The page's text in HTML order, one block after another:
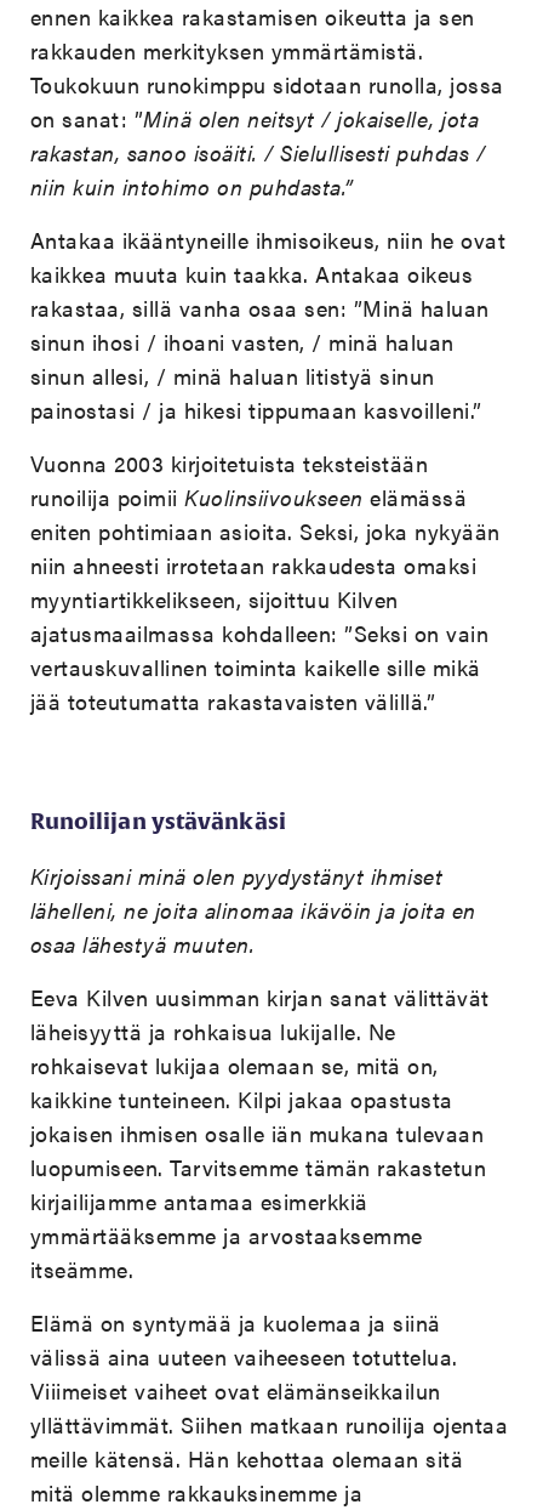
ennen kaikkea rakastamisen oikeutta ja sen
rakkauden merkityksen ymmärtämistä.
Toukokuun runokimppu sidotaan runolla, jossa
on sanat: ”Minä olen neitsyt / jokaiselle, jota
rakastan, sanoo isoäiti. / Sielullisesti puhdas /
niin kuin intohimo on puhdasta.”
Antakaa ikääntyneille ihmisoikeus, niin he ovat
kaikkea muuta kuin taakka. Antakaa oikeus
rakastaa, sillä vanha osaa sen: ”Minä haluan
sinun ihosi / ihoani vasten, / minä haluan
sinun allesi, / minä haluan litistyä sinun
painostasi / ja hikesi tippumaan kasvoilleni.”
Vuonna 2003 kirjoitetuista teksteistään
runoilija poimiiKuolinsiivoukseen elämässä
eniten pohtimiaan asioita. Seksi, joka nykyään
niin ahneesti irrotetaan rakkaudesta omaksi
myyntiartikkelikseen, sijoittuu Kilven
ajatusmaailmassa kohdalleen: ”Seksi on vain
vertauskuvallinen toiminta kaikelle sille mikä
jää toteutumatta rakastavaisten välillä.”
Runoilijan ystävänkäsi
Kirjoissani minä olen pyydystänyt ihmiset
lähelleni, ne joita alinomaa ikävöin ja joita en
osaa lähestyä muuten.
Eeva Kilven uusimman kirjan sanat välittävät
läheisyyttä ja rohkaisua lukijalle. Ne
rohkaisevat lukijaa olemaan se, mitä on,
kaikkine tunteineen. Kilpi jakaa opastusta
jokaisen ihmisen osalle iän mukana tulevaan
luopumiseen. Tarvitsemme tämän rakastetun
kirjailijamme antamaa esimerkkiä
ymmärtääksemme ja arvostaaksemme
itseämme.
Elämä on syntymää ja kuolemaa ja siinä
välissä aina uuteen vaiheeseen totuttelua.
Viiimeiset vaiheet ovat elämänseikkailun
yllättävimmät. Siihen matkaan runoilija ojentaa
meille kätensä. Hän kehottaa olemaan sitä
mitä olemme rakkauksinemme ja